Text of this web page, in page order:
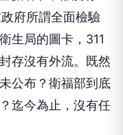
府所謂全面檢驗
生局的圖卡，311
存沒有外流。既然
公布？衛福部到底
迄今為止，沒有任